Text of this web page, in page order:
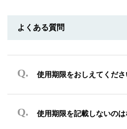
よくある質問
使用期限をおしえてくださ
使用期限を記載しないのは